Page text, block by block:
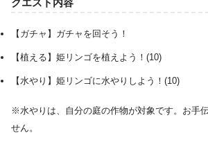
クエスト内容
【ガチャ】ガチャを回そう！
【植える】姫リンゴを植えよう！(10)
【水やり】姫リンゴに水やりしよう！(10)
※水やりは、自分の庭の作物が対象です。お手
せん。